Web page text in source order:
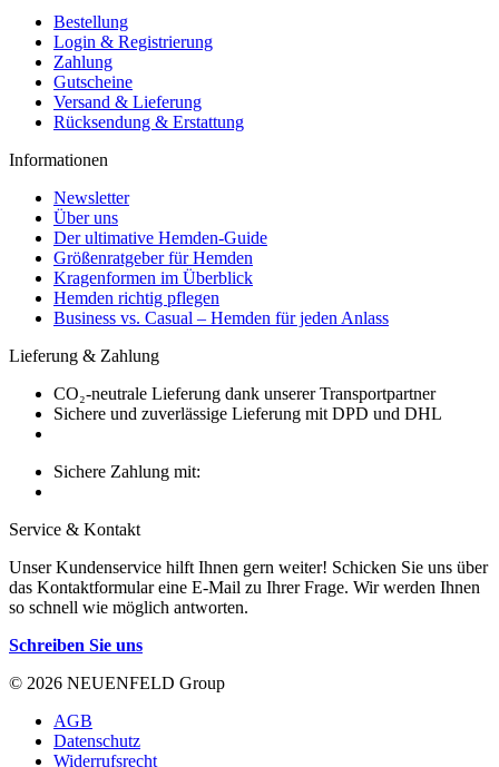
Bestellung
Login & Registrierung
Zahlung
Gutscheine
Versand & Lieferung
Rücksendung & Erstattung
Informationen
Newsletter
Über uns
Der ultimative Hemden-Guide
Größenratgeber für Hemden
Kragenformen im Überblick
Hemden richtig pflegen
Business vs. Casual – Hemden für jeden Anlass
Lieferung & Zahlung
CO₂-neutrale Lieferung dank unserer Transportpartner
Sichere und zuverlässige Lieferung mit DPD und DHL
Sichere Zahlung mit:
Service & Kontakt
Unser Kundenservice hilft Ihnen gern weiter! Schicken Sie uns über
das Kontaktformular eine E-Mail zu Ihrer Frage. Wir werden Ihnen
so schnell wie möglich antworten.
Schreiben Sie uns
© 2026 NEUENFELD Group
AGB
Datenschutz
Widerrufsrecht